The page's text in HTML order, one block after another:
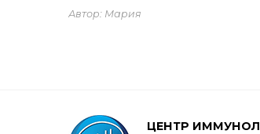
Автор: Мария
ЦЕНТР